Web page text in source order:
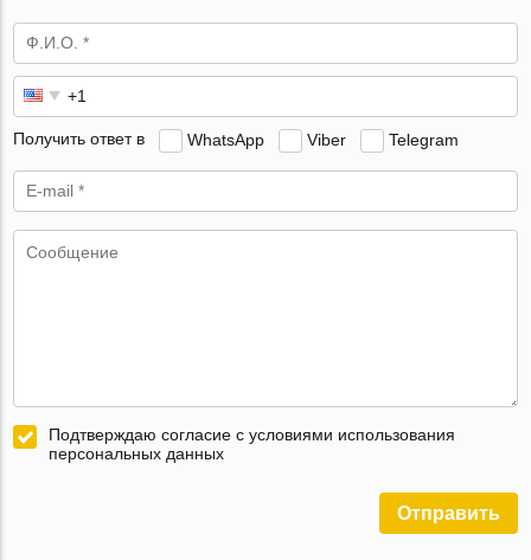
Получить ответ в WhatsApp Viber Telegram
Подтверждаю согласие с условиями использования
персональных данных
Отправить